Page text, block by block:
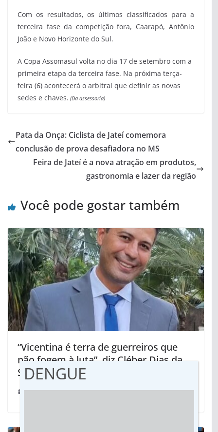
Com os resultados, os últimos classificados para a
terceira fase da competição fora, Caarapó, Antônio
João e Novo Horizonte do Sul.
A Copa Assomasul volta no dia 17 de setembro com a
primeira etapa da terceira fase. Na próxima terça-
feira (6) acontecerá o arbitral que definir as novas
sedes e chaves. (Da assessoria)
Pata da Onça: Ciclista de Jateí comemora
conclusão de prova desafiadora no MS
Feira de Jateí é a nova atração em produtos,
gastronomia e lazer da região
Você pode gostar também
“Vicentina é terra de guerreiros que
não fogem à luta”, diz Cléber Dias da
Silva
20/06/2023
DENGUE